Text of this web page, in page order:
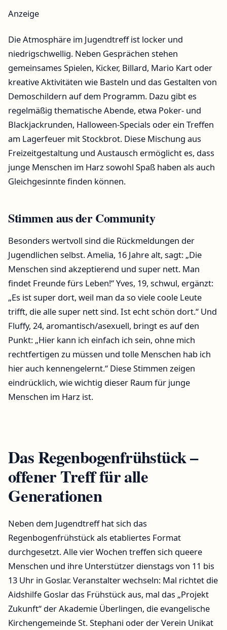
Anzeige
Die Atmosphäre im Jugendtreff ist locker und
niedrigschwellig. Neben Gesprächen stehen
gemeinsames Spielen, Kicker, Billard, Mario Kart oder
kreative Aktivitäten wie Basteln und das Gestalten von
Demoschildern auf dem Programm. Dazu gibt es
regelmäßig thematische Abende, etwa Poker- und
Blackjackrunden, Halloween-Specials oder ein Treffen
am Lagerfeuer mit Stockbrot. Diese Mischung aus
Freizeitgestaltung und Austausch ermöglicht es, dass
junge Menschen im Harz sowohl Spaß haben als auch
Gleichgesinnte finden können.
Stimmen aus der Community
Besonders wertvoll sind die Rückmeldungen der
Jugendlichen selbst. Amelia, 16 Jahre alt, sagt: „Die
Menschen sind akzeptierend und super nett. Man
findet Freunde fürs Leben!“ Yves, 19, schwul, ergänzt:
„Es ist super dort, weil man da so viele coole Leute
trifft, die alle super nett sind. Ist echt schön dort.“ Und
Fluffy, 24, aromantisch/asexuell, bringt es auf den
Punkt: „Hier kann ich einfach ich sein, ohne mich
rechtfertigen zu müssen und tolle Menschen hab ich
hier auch kennengelernt.“ Diese Stimmen zeigen
eindrücklich, wie wichtig dieser Raum für junge
Menschen im Harz ist.
Das Regenbogenfrühstück –
offener Treff für alle
Generationen
Neben dem Jugendtreff hat sich das
Regenbogenfrühstück als etabliertes Format
durchgesetzt. Alle vier Wochen treffen sich queere
Menschen und ihre Unterstützer dienstags von 11 bis
13 Uhr in Goslar. Veranstalter wechseln: Mal richtet die
Aidshilfe Goslar das Frühstück aus, mal das „Projekt
Zukunft“ der Akademie Überlingen, die evangelische
Kirchengemeinde St. Stephani oder der Verein Unikat